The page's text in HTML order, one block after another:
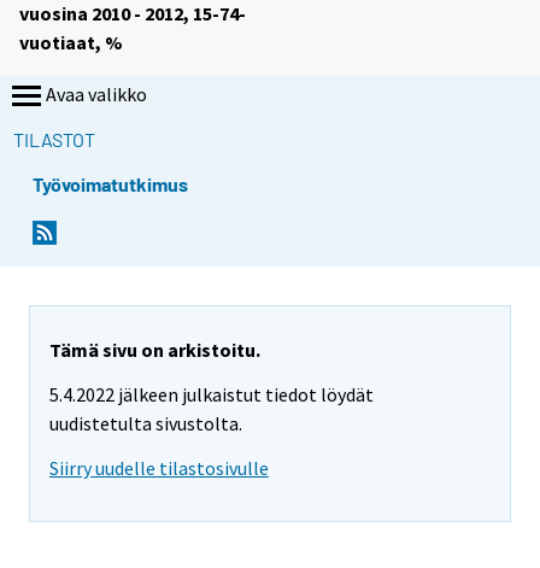
vuosina 2010 - 2012, 15-74-
vuotiaat, %
Avaa valikko
TILASTOT
Työvoimatutkimus
Tämä sivu on arkistoitu.
5.4.2022 jälkeen julkaistut tiedot löydät
uudistetulta sivustolta.
Siirry uudelle tilastosivulle